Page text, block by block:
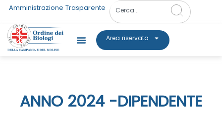
Amministrazione Trasparente
Area riservata
ANNO 2024 -DIPENDENTE